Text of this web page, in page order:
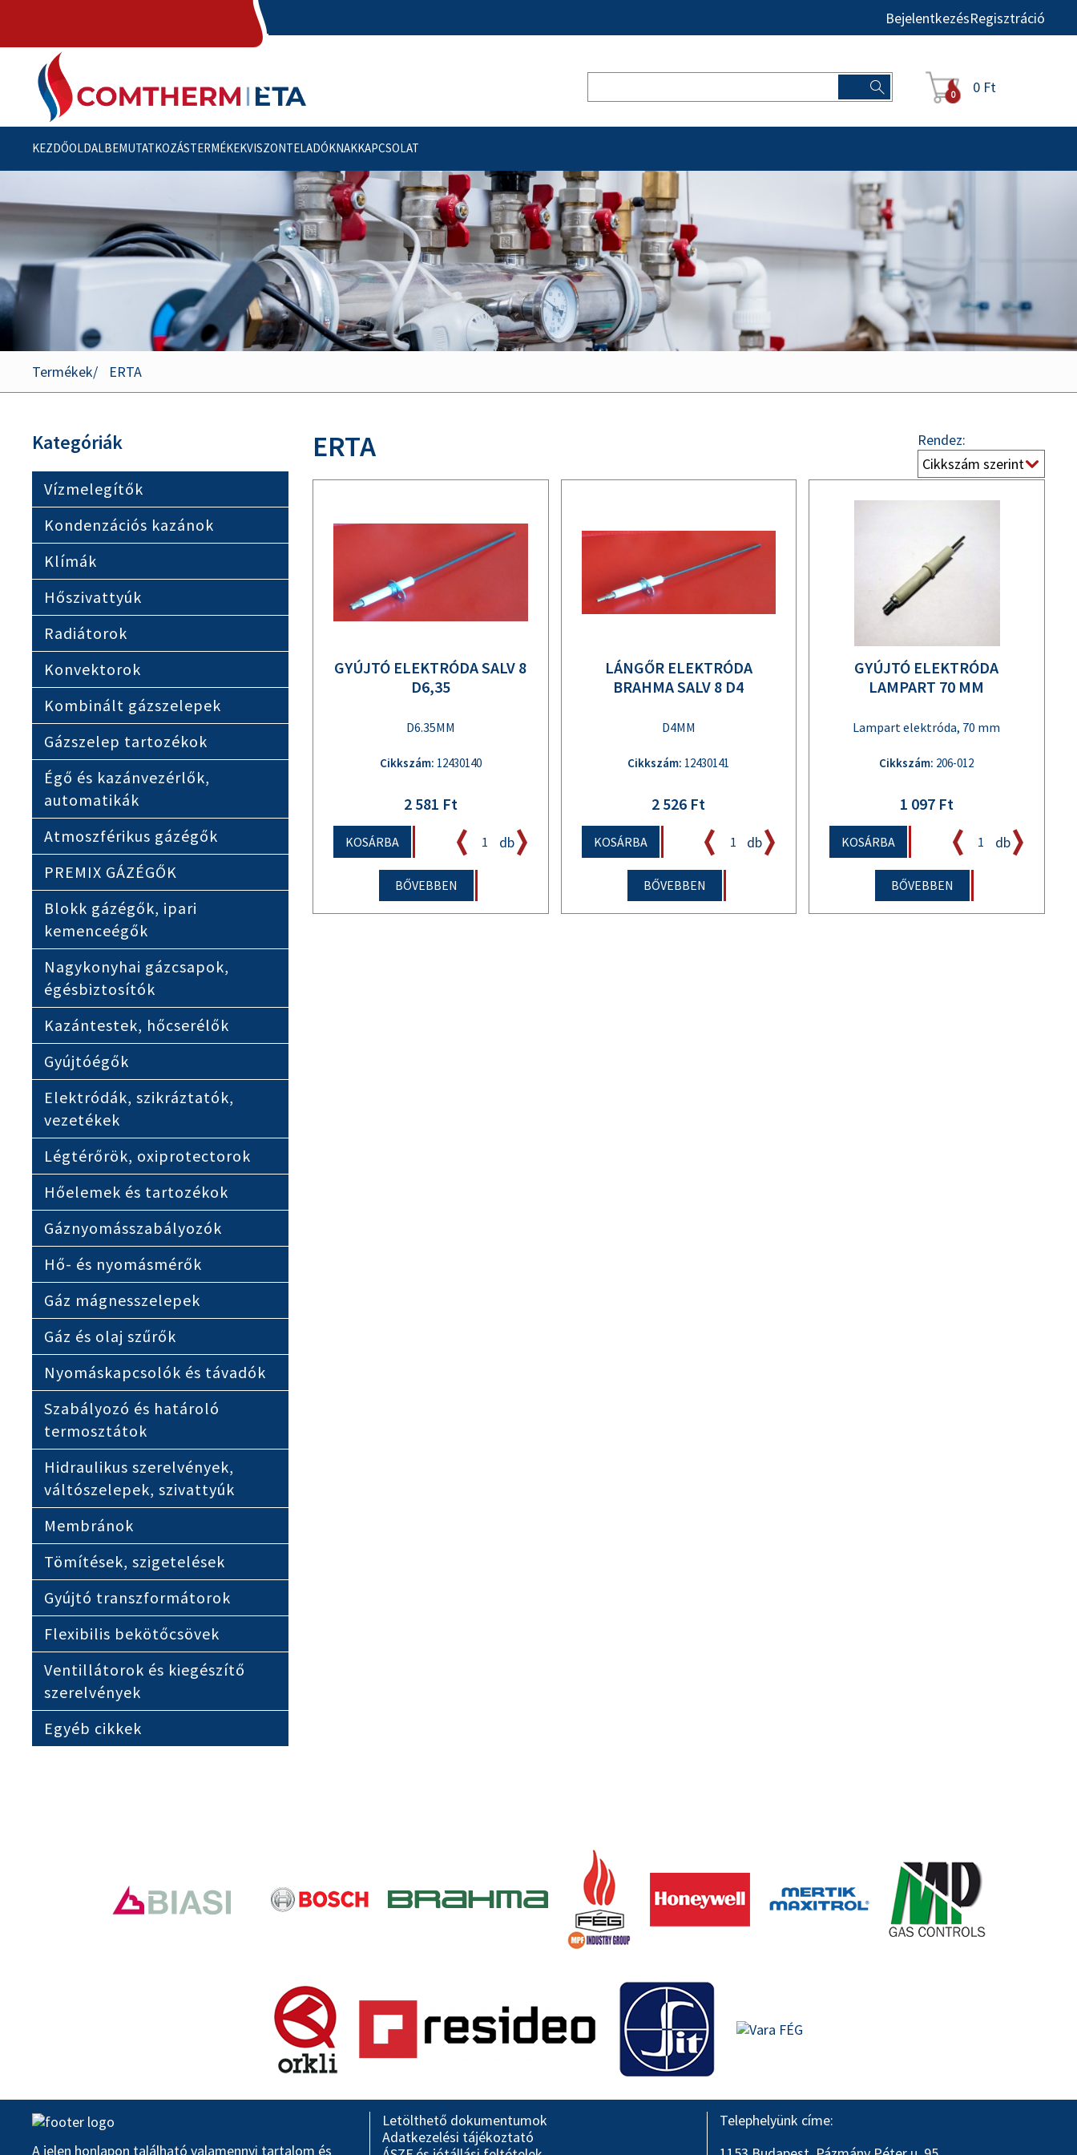
BejelentkezésRegisztráció
0 0 Ft
KEZDŐOLDALBEMUTATKOZÁSTERMÉKEKVISZONTELADÓKNAKKAPCSOLAT
Termékek ERTA
Kategóriák
Vízmelegítők
Kondenzációs kazánok
Klímák
Hőszivattyúk
Radiátorok
Konvektorok
Kombinált gázszelepek
Gázszelep tartozékok
Égő és kazánvezérlők,
automatikák
Atmoszférikus gázégők
PREMIX GÁZÉGŐK
Blokk gázégők, ipari
kemenceégők
Nagykonyhai gázcsapok,
égésbiztosítók
Kazántestek, hőcserélők
Gyújtóégők
Elektródák, szikráztatók,
vezetékek
Légtérőrök, oxiprotectorok
Hőelemek és tartozékok
Gáznyomásszabályozók
Hő- és nyomásmérők
Gáz mágnesszelepek
Gáz és olaj szűrők
Nyomáskapcsolók és távadók
Szabályozó és határoló
termosztátok
Hidraulikus szerelvények,
váltószelepek, szivattyúk
Membránok
Tömítések, szigetelések
Gyújtó transzformátorok
Flexibilis bekötőcsövek
Ventillátorok és kiegészítő
szerelvények
Egyéb cikkek
ERTA Rendez:
GYÚJTÓ ELEKTRÓDA SALV 8
D6,35
D6.35MM
Cikkszám: 12430140
2 581 Ft
KOSÁRBA db
BŐVEBBEN
LÁNGŐR ELEKTRÓDA
BRAHMA SALV 8 D4
D4MM
Cikkszám: 12430141
2 526 Ft
KOSÁRBA db
BŐVEBBEN
GYÚJTÓ ELEKTRÓDA
LAMPART 70 MM
Lampart elektróda, 70 mm
Cikkszám: 206-012
1 097 Ft
KOSÁRBA db
BŐVEBBEN
A jelen honlapon található valamennyi tartalom és
Letölthető dokumentumok
Adatkezelési tájékoztató
Telephelyünk címe: